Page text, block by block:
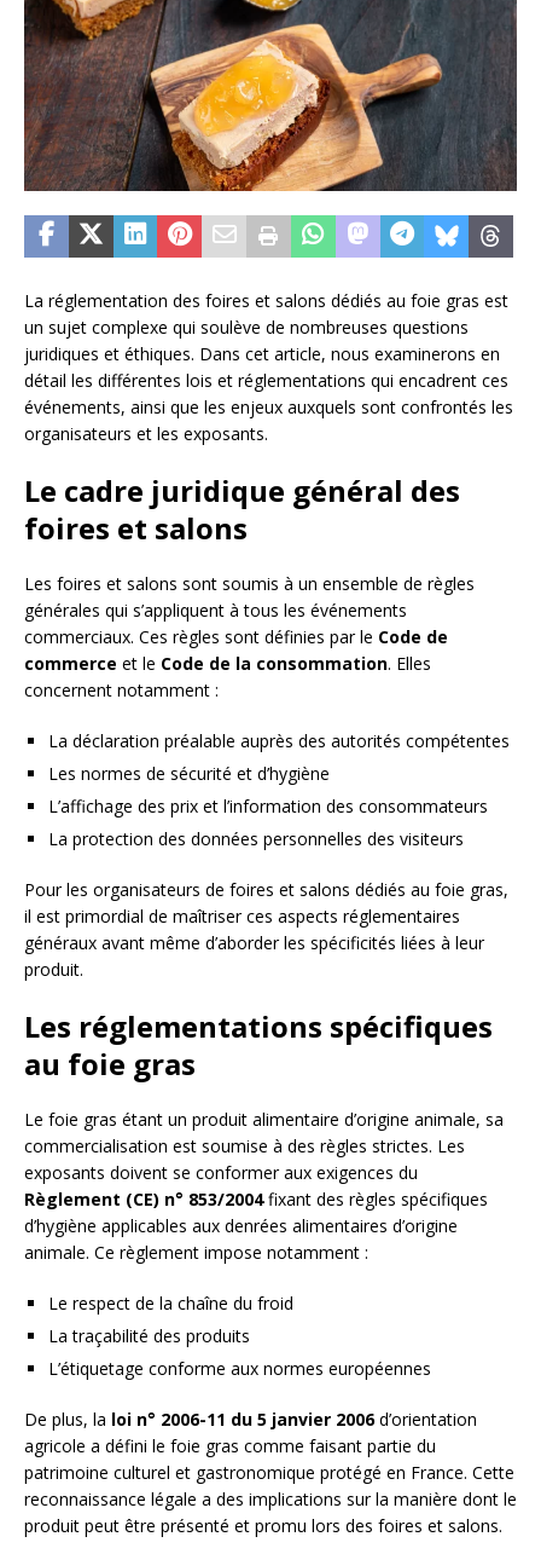
La réglementation des foires et salons dédiés au foie gras est
un sujet complexe qui soulève de nombreuses questions
juridiques et éthiques. Dans cet article, nous examinerons en
détail les différentes lois et réglementations qui encadrent ces
événements, ainsi que les enjeux auxquels sont confrontés les
organisateurs et les exposants.
Le cadre juridique général des
foires et salons
Les foires et salons sont soumis à un ensemble de règles
générales qui s’appliquent à tous les événements
commerciaux. Ces règles sont définies par le Code de
commerce et le Code de la consommation. Elles
concernent notamment :
La déclaration préalable auprès des autorités compétentes
Les normes de sécurité et d’hygiène
L’affichage des prix et l’information des consommateurs
La protection des données personnelles des visiteurs
Pour les organisateurs de foires et salons dédiés au foie gras,
il est primordial de maîtriser ces aspects réglementaires
généraux avant même d’aborder les spécificités liées à leur
produit.
Les réglementations spécifiques
au foie gras
Le foie gras étant un produit alimentaire d’origine animale, sa
commercialisation est soumise à des règles strictes. Les
exposants doivent se conformer aux exigences du
Règlement (CE) n° 853/2004fixant des règles spécifiques
d’hygiène applicables aux denrées alimentaires d’origine
animale. Ce règlement impose notamment :
Le respect de la chaîne du froid
La traçabilité des produits
L’étiquetage conforme aux normes européennes
De plus, la loi n° 2006-11 du 5 janvier 2006d’orientation
agricole a défini le foie gras comme faisant partie du
patrimoine culturel et gastronomique protégé en France. Cette
reconnaissance légale a des implications sur la manière dont le
produit peut être présenté et promu lors des foires et salons.